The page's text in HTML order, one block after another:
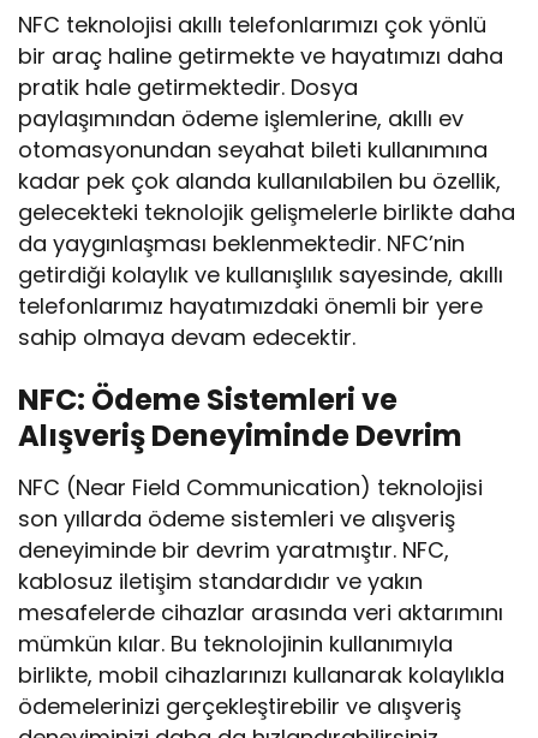
NFC teknolojisi akıllı telefonlarımızı çok yönlü
bir araç haline getirmekte ve hayatımızı daha
pratik hale getirmektedir. Dosya
paylaşımından ödeme işlemlerine, akıllı ev
otomasyonundan seyahat bileti kullanımına
kadar pek çok alanda kullanılabilen bu özellik,
gelecekteki teknolojik gelişmelerle birlikte daha
da yaygınlaşması beklenmektedir. NFC’nin
getirdiği kolaylık ve kullanışlılık sayesinde, akıllı
telefonlarımız hayatımızdaki önemli bir yere
sahip olmaya devam edecektir.
NFC: Ödeme Sistemleri ve
Alışveriş Deneyiminde Devrim
NFC (Near Field Communication) teknolojisi
son yıllarda ödeme sistemleri ve alışveriş
deneyiminde bir devrim yaratmıştır. NFC,
kablosuz iletişim standardıdır ve yakın
mesafelerde cihazlar arasında veri aktarımını
mümkün kılar. Bu teknolojinin kullanımıyla
birlikte, mobil cihazlarınızı kullanarak kolaylıkla
ödemelerinizi gerçekleştirebilir ve alışveriş